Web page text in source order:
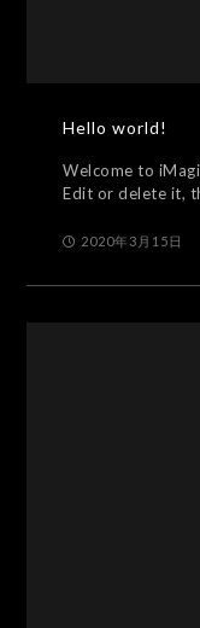
Hello world!
Welcome to
Edit or delete it,
2020年3月15日